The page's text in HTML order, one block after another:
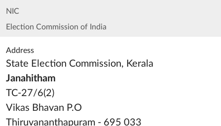
NIC
Election Commission of India
Address
State Election Commission, Kerala
Janahitham
TC-27/6(2)
Vikas Bhavan P.O
Thiruvananthapuram - 695 033